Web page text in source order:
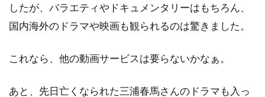
したが、バラエティやドキュメンタリーはもちろん、
国内海外のドラマや映画も観られるのは驚きました。
これなら、他の動画サービスは要らないかなぁ。
あと、先日亡くなられた三浦春馬さんのドラマも入っ